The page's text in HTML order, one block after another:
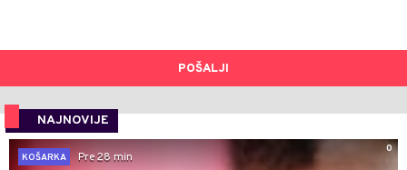
POŠALJI
NAJNOVIJE
0
KOŠARKA
Pre 28 min